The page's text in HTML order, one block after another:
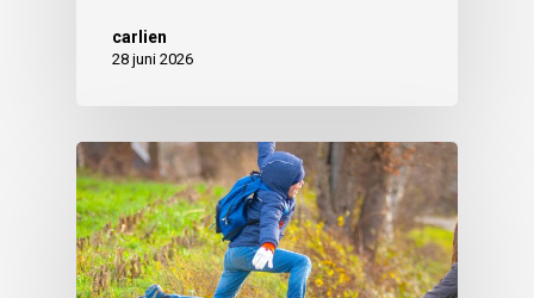
carlien
28 juni 2026